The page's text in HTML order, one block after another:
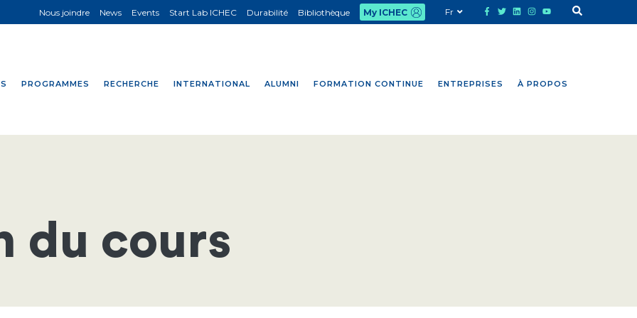
PROGRAMMES RECHERCHE INTERNATIONAL ALUMNI FORMATION CONTINUE ENTREPRISES À PROPOS
Nous joindre News Events Start Lab ICHEC Durabilité Bibliothèque My ICHEC Fr
du cours